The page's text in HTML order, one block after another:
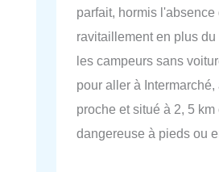
parfait, hormis l'absence
ravitaillement en plus
les campeurs sans
pour aller à Intermarché,
proche et situé à 2, 5 km
dangereuse à pieds ou